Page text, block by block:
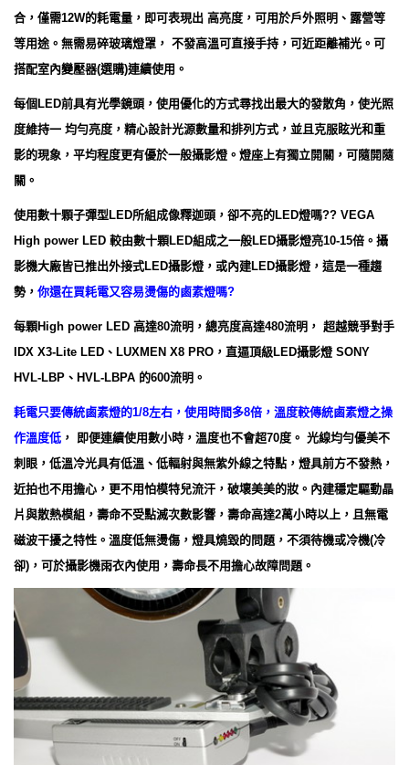
合，僅需12W的耗電量，即可表現出 高亮度，可用於戶外照明、露營等
等用途。無需易碎玻璃燈罩， 不發高溫可直接手持，可近距離補光。可
搭配室內變壓器(選購)連續使用。
每個LED前具有光學鏡頭 ，使用優化的方式尋找出最大的發散角，使光照
度維持一 均勻亮度，精心設計光源數量和排列方式，並且克服眩光和重
影的現象，平均程度更有優於一般攝影燈。燈座上有獨立開關，可隨開隨
關。
使用數十顆子彈型LED所組成像釋迦頭，卻不亮的LED燈嗎?? VEGA
High power LED 較由數十顆LED組成之一般LED攝影燈亮10-15倍。攝
影機大廠皆已推出外接式LED攝影燈，或內建LED攝影燈，這是一種趨
勢， 你還在買耗電又容易燙傷的鹵素燈嗎?
每顆High power LED 高達80流明，總亮度高達480流明， 超越競爭對手
IDX X3-Lite LED、LUXMEN X8 PRO，直逼頂級LED攝影燈 SONY
HVL-LBP、HVL-LBPA 的600流明。
耗電只要傳統鹵素燈的1/8左右，使用時間多8倍，溫度較傳統鹵素燈之操
作溫度低 ， 即便連續使用數小時，溫度也不會超70度。 光線均勻優美不
刺眼，低溫冷光具有低溫、低輻射與無紫外線之特點，燈具前方不發熱，
近拍也不用擔心， 更不用怕模特兒流汗，破壞美美的妝 。內建穩定驅動晶
片與散熱模組，壽命不受點滅次數影響，壽命高達2萬小時以上，且無電
磁波干擾之特性。溫度低無燙傷，燈具燒毀的問題，不須待機或冷機(冷
卻)，可於攝影機雨衣內使用，壽命長不用擔心故障問題。